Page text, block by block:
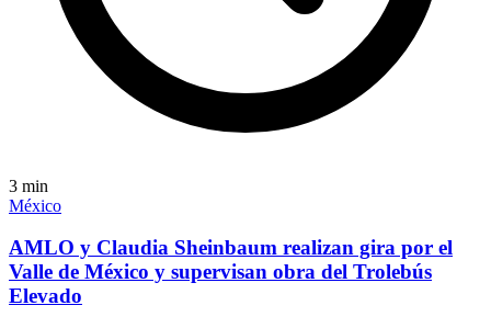
3 min
México
AMLO y Claudia Sheinbaum realizan gira por el
Valle de México y supervisan obra del Trolebús
Elevado